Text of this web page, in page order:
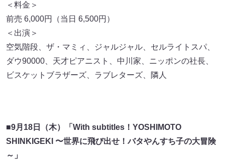
＜料金＞
前売 6,000円（当日 6,500円）
＜出演＞
空気階段、ザ・マミィ、ジャルジャル、セルライトスパ、
ダウ90000、天才ピアニスト、中川家、ニッポンの社長、
ビスケットブラザーズ、ラブレターズ、隣人
■9月18日（木）「With subtitles！YOSHIMOTO
SHINKIGEKI 〜世界に飛び出せ！バタやんすち子の大冒険
～」